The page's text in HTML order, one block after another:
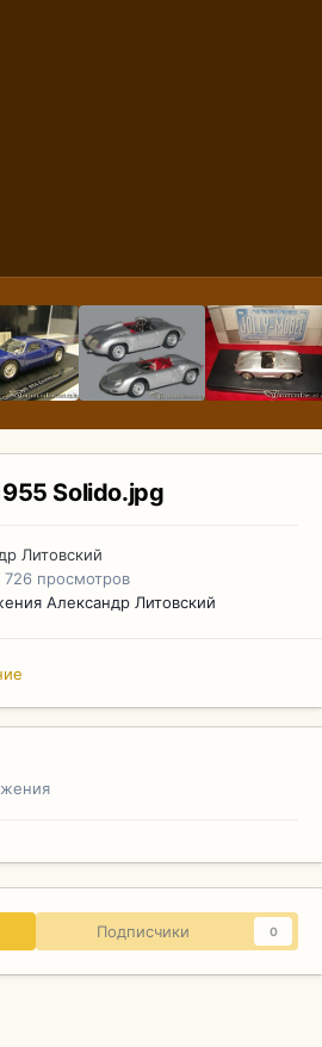
Solido.jpg
Литовский
726 просмотров
Александр Литовский
Подписчики 0